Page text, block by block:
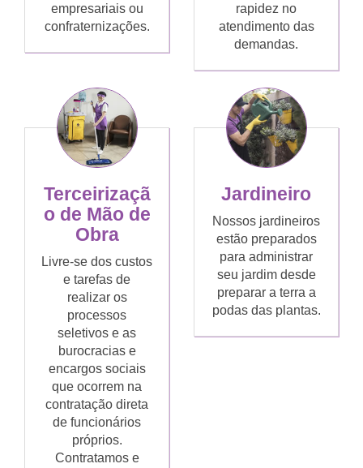
empresariais ou
confraternizações.
rapidez no
atendimento das
demandas.
Terceirizaçã
o de Mão de
Obra
Livre-se dos custos
e tarefas de
realizar os
processos
seletivos e as
burocracias e
encargos sociais
que ocorrem na
contratação direta
de funcionários
próprios.
Contratamos e
Jardineiro
Nossos jardineiros
estão preparados
para administrar
seu jardim desde
preparar a terra a
podas das plantas.